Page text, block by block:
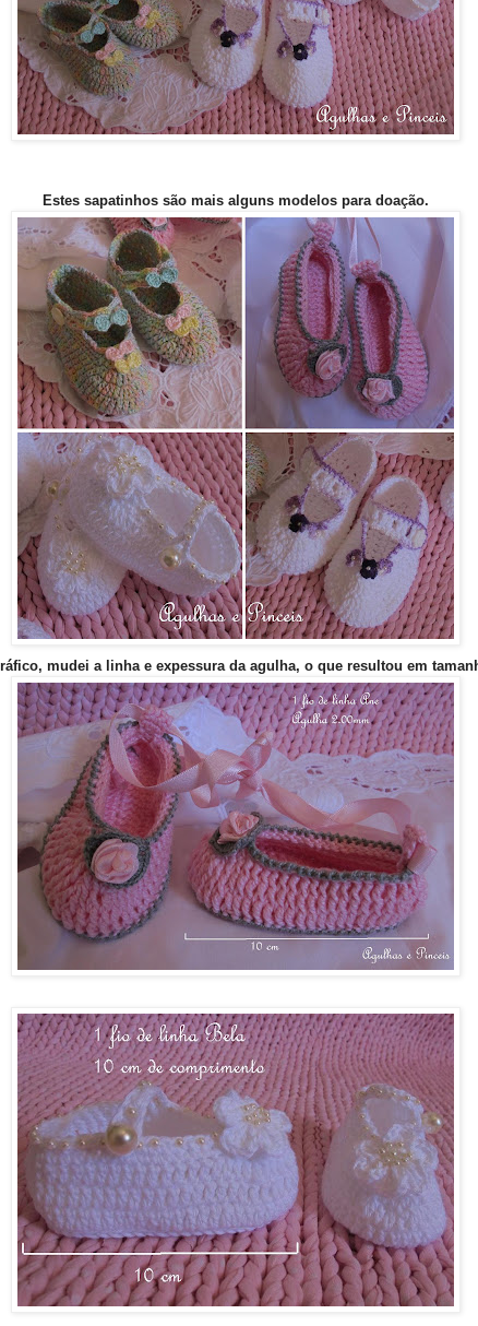
Estes sapatinhos são mais alguns modelos para doação.
mudei a linha e expessura da agulha, o que resultou em